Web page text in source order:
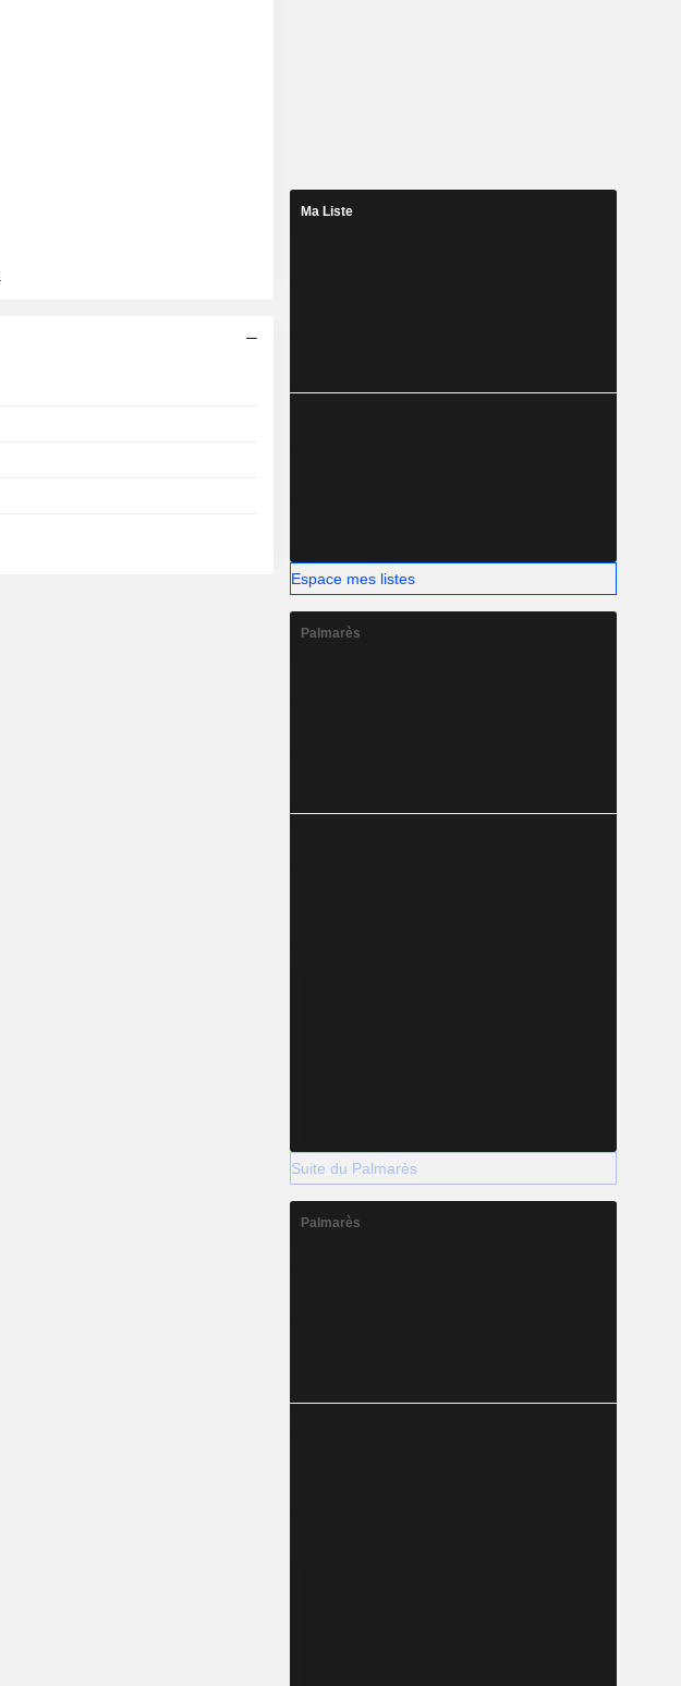
Ma Liste
Espace mes listes
Palmarès
Suite du Palmarès
Palmarès